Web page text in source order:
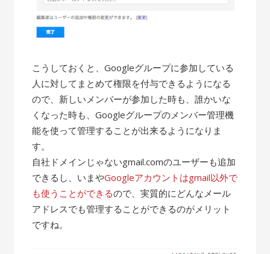
こうしておくと、Googleグループに参加している
人に対してまとめて権限を付与できるようになる
ので、新しいメンバーが参加した時も、誰かいな
くなった時も、Googleグループのメンバー管理機
能を使って管理することが出来るようになりま
す。
自社ドメインじゃないgmail.comのユーザーも追加
できるし、いまやGoogleアカウントはgmail以外で
も使うことができるので、実質的にどんなメール
アドレスでも管理することができるのがメリット
ですね。